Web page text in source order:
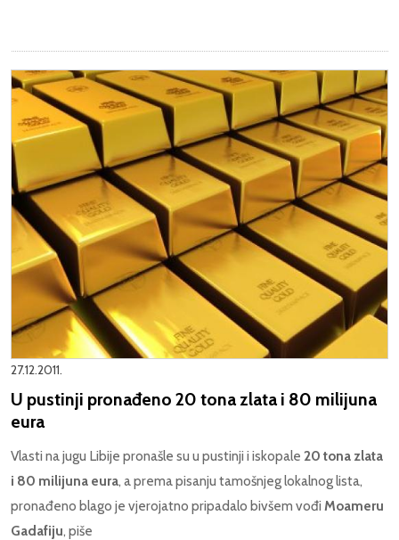
27.12.2011.
U pustinji pronađeno 20 tona zlata i 80 milijuna
eura
Vlasti na jugu Libije pronašle su u pustinji i iskopale 20 tona zlata
i 80 milijuna eura, a prema pisanju tamošnjeg lokalnog lista,
pronađeno blago je vjerojatno pripadalo bivšem vođi Moameru
Gadafiju, piše